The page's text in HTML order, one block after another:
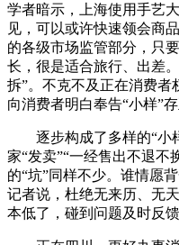
学者暗示，上海使用手艺
见，可以或许快速领会商
的各级市场监管部分，只
长，很是适合旅行、出差
拆”。不克不及正在消费者
向消费者明白奉告“小样”
逐步构成了多样的“小
家“发卖”“一经售出不退不
的“坑”同样不少。谁情愿
记者说，杜绝无来历、无
本低了，碰到问题及时反